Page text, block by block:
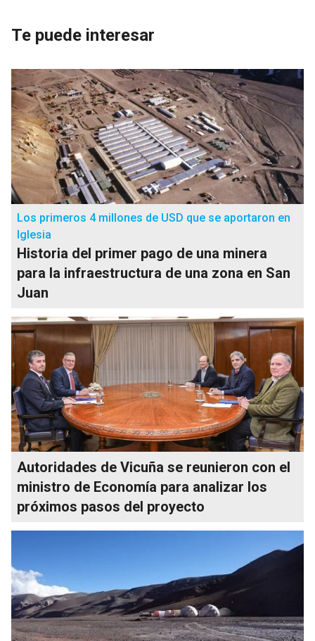
Te puede interesar
Los primeros 4 millones de USD que se aportaron en
Iglesia
Historia del primer pago de una minera
para la infraestructura de una zona en San
Juan
Autoridades de Vicuña se reunieron con el
ministro de Economía para analizar los
próximos pasos del proyecto